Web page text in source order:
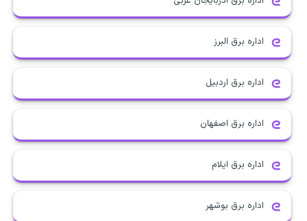
اداره برق البرز
اداره برق اردبیل
اداره برق اصفهان
اداره برق ایلام
اداره برق بوشهر